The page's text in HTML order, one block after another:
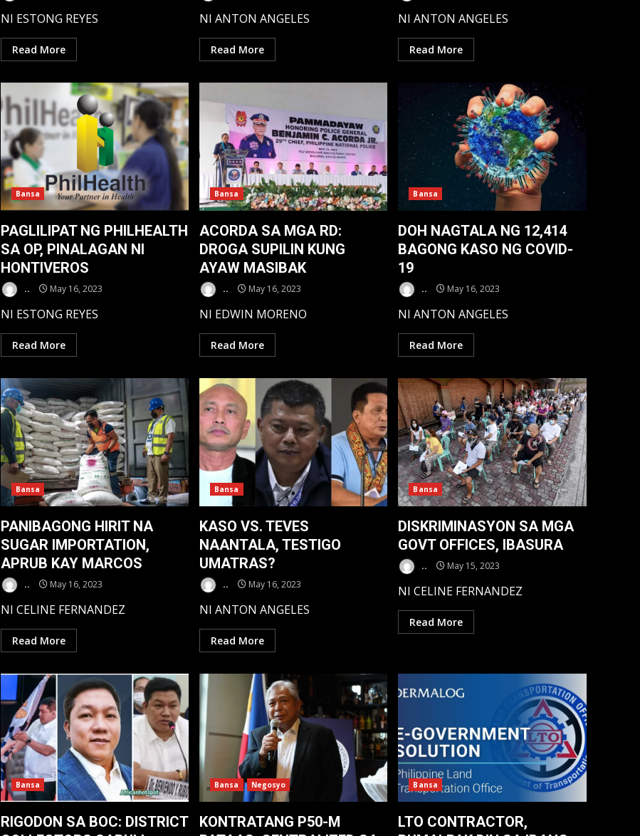
NI ESTONG REYES
Read More
NI ANTON ANGELES
Read More
NI ANTON ANGELES
Read More
Bansa
PAGLILIPAT NG PHILHEALTH
SA OP, PINALAGAN NI
HONTIVEROS
.. May 16, 2023
NI ESTONG REYES
Read More
Bansa
ACORDA SA MGA RD:
DROGA SUPILIN KUNG
AYAW MASIBAK
.. May 16, 2023
NI EDWIN MORENO
Read More
Bansa
DOH NAGTALA NG 12,414
BAGONG KASO NG COVID-
19
.. May 16, 2023
NI ANTON ANGELES
Read More
Bansa
PANIBAGONG HIRIT NA
SUGAR IMPORTATION,
APRUB KAY MARCOS
.. May 16, 2023
NI CELINE FERNANDEZ
Read More
Bansa
KASO VS. TEVES
NAANTALA, TESTIGO
UMATRAS?
.. May 16, 2023
NI ANTON ANGELES
Read More
Bansa
DISKRIMINASYON SA MGA
GOVT OFFICES, IBASURA
.. May 15, 2023
NI CELINE FERNANDEZ
Read More
Bansa
RIGODON SA BOC: DISTRICT
Bansa Negosyo
KONTRATANG P50-M
Bansa
LTO CONTRACTOR,